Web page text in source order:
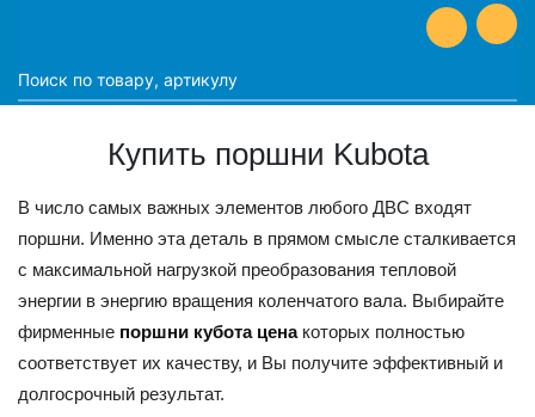
Купить поршни Kubota
В число самых важных элементов любого ДВС входят
поршни. Именно эта деталь в прямом смысле сталкивается
с максимальной нагрузкой преобразования тепловой
энергии в энергию вращения коленчатого вала. Выбирайте
фирменные поршни кубота ценакоторых полностью
соответствует их качеству, и Вы получите эффективный и
долгосрочный результат.